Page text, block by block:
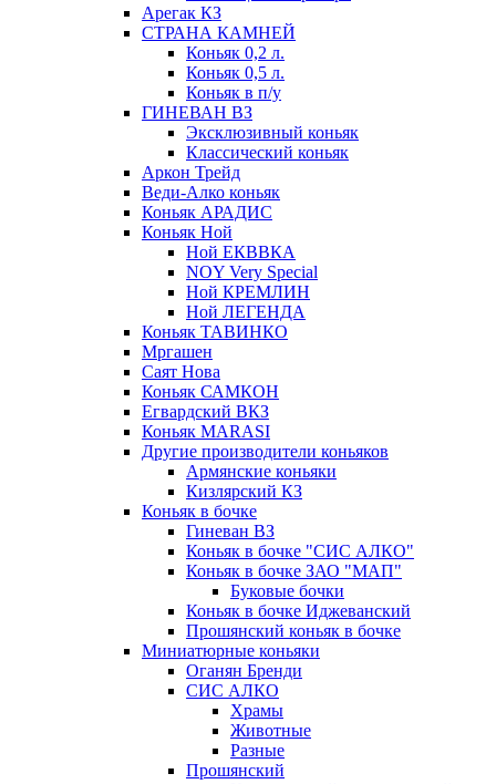
Арегак КЗ
СТРАНА КАМНЕЙ
Коньяк 0,2 л.
Коньяк 0,5 л.
Коньяк в п/у
ГИНЕВАН ВЗ
Эксклюзивный коньяк
Классический коньяк
Аркон Трейд
Веди-Алко коньяк
Коньяк АРАДИС
Коньяк Ной
Ной ЕКВВКА
NOY Very Special
Ной КРЕМЛИН
Ной ЛЕГЕНДА
Коньяк ТАВИНКО
Мргашен
Саят Нова
Коньяк САМКОН
Егвардский ВКЗ
Коньяк MARASI
Другие производители коньяков
Армянские коньяки
Кизлярский КЗ
Коньяк в бочке
Гиневан ВЗ
Коньяк в бочке "СИС АЛКО"
Коньяк в бочке ЗАО "МАП"
Буковые бочки
Коньяк в бочке Иджеванский
Прошянский коньяк в бочке
Миниатюрные коньяки
Оганян Бренди
СИС АЛКО
Храмы
Животные
Разные
Прошянский